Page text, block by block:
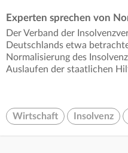
Experten sprechen von
Der Verband der
Deutschlands etwa
Normalisierung des
Auslaufen der staatlichen
Wirtschaft Insolvenz